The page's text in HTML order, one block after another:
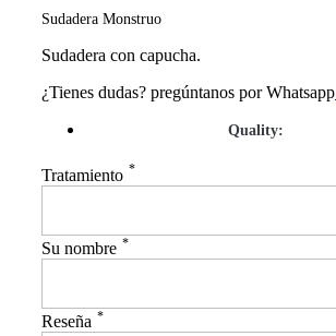
Sudadera Monstruo
Sudadera con capucha.
¿Tienes dudas? pregúntanos por Whatsapp
Quality:
Tratamiento *
Su nombre *
Reseña *